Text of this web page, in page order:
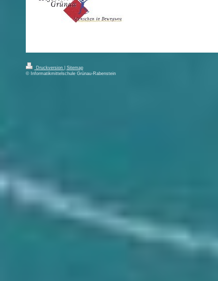
Druckversion
Sitemap
© Informatikmittelschule Grünau-Rabenstein